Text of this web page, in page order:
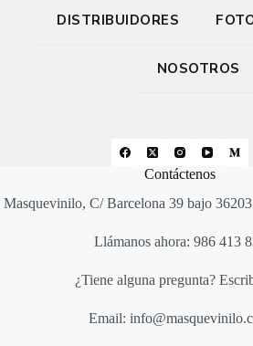
DISTRIBUIDORES
NOSOTROS
Contáctenos
Masquevinilo, C/ Barcelona 39 bajo
Llámanos ahora: 986 413
¿Tiene alguna pregunta?
Email: